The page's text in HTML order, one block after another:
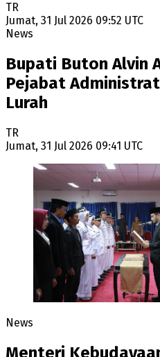
TR
Jumat, 31 Jul 2026 09:52 UTC
News
Bupati Buton Alvin
Pejabat
Lurah
TR
Jumat, 31 Jul 2026 09:41 UTC
News
Menteri